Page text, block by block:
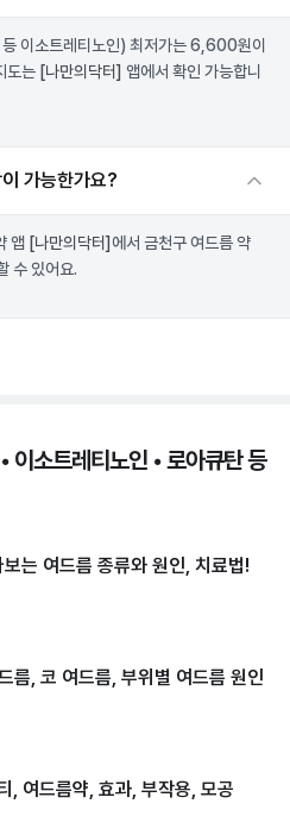
이소트레티노인) 최저가는 6,600원이
도는 [나만의닥터] 앱에서 확인 가능합니
가능한가요?
앱 [나만의닥터] 에서 금천구 여드름 약
수 있어요.
이소트레티노인 • 로아큐탄 등
는 여드름 종류와 원인, 치료법!
름, 코 여드름, 부위별 여드름 원인
, 여드름약, 효과, 부작용, 모공